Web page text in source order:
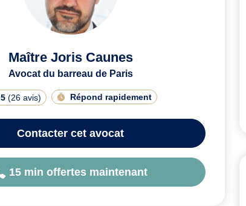
Maître Joris Caunes
Avocat du barreau de Paris
5(26 avis) Répond rapidement
Contacter cet avocat
15 min offertes maintenant